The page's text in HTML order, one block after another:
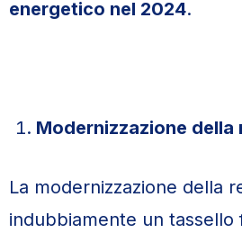
energetico nel 2024.
Modernizzazione della
La modernizzazione della
indubbiamente un tassello